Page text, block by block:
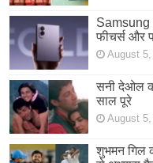
Samsung
फीचर्स और
August
सनी देओल
साल पूरे
August
शुभमन गिल